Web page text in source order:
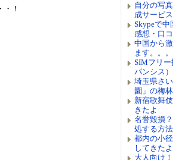
！
自分の写
成サービ
Skypeで中
感想・口コ
中国から
ます。。。
SIMフリー
パンシス
埼玉県さ
園」の梅林
新宿歌舞
きたよ
名誉毀損
処する方法
都内の小
してきたよ
大人向け